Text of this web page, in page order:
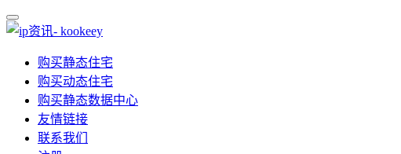
购买静态住宅
购买动态住宅
购买静态数据中心
友情链接
联系我们